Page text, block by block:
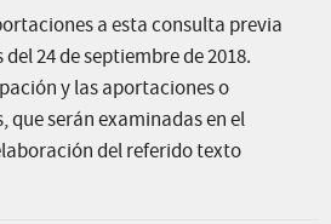
a esta consulta previa
24 de septiembre de 2018.
y las aportaciones o
serán examinadas en el
del referido texto